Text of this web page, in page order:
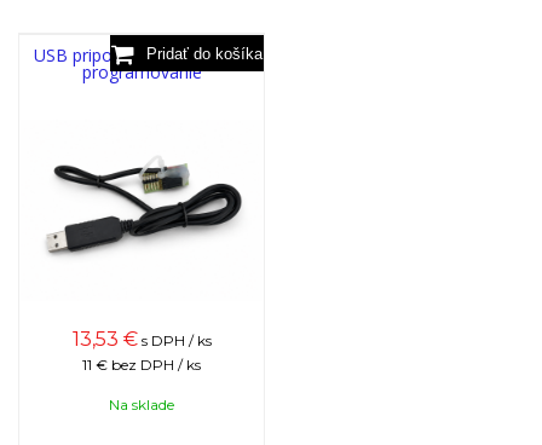
USB pripojenie k UF300 pre
programovanie
13,53 € s DPH / ks
11 € bez DPH / ks
Na sklade